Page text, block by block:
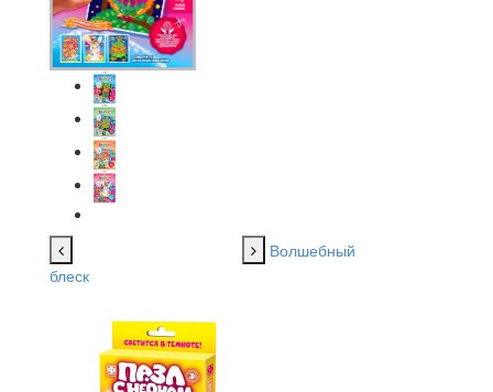
Волшебный
блеск